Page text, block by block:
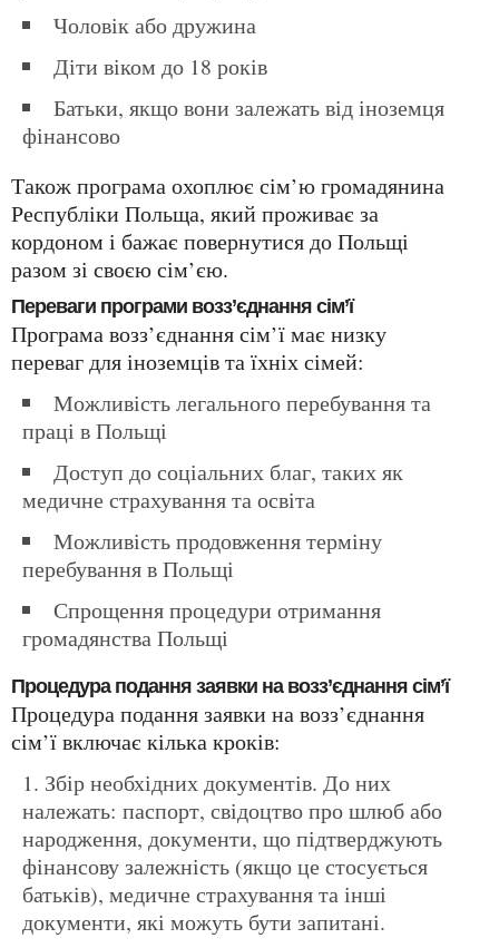
Чоловік або дружина
Діти віком до 18 років
Батьки, якщо вони залежать від іноземця
фінансово
Також програма охоплює сім’ю громадянина
Республіки Польща, який проживає за
кордоном і бажає повернутися до Польщі
разом зі своєю сім’єю.
Переваги програми возз’єднання сім’ї
Програма возз’єднання сім’ї має низку
переваг для іноземців та їхніх сімей:
Можливість легального перебування та
праці в Польщі
Доступ до соціальних благ, таких як
медичне страхування та освіта
Можливість продовження терміну
перебування в Польщі
Спрощення процедури отримання
громадянства Польщі
Процедура подання заявки на возз’єднання сім’ї
Процедура подання заявки на возз’єднання
сім’ї включає кілька кроків:
Збір необхідних документів. До них
належать: паспорт, свідоцтво про шлюб або
народження, документи, що підтверджують
фінансову залежність (якщо це стосується
батьків), медичне страхування та інші
документи, які можуть бути запитані.